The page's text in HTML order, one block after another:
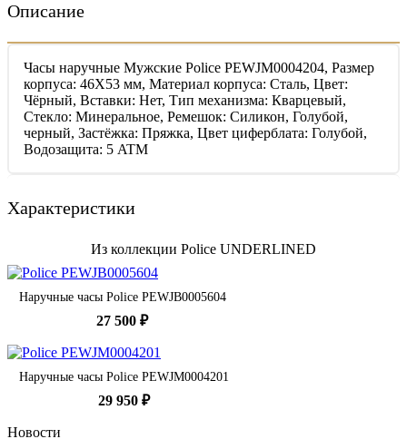
Описание
Часы наручные Мужские Police PEWJM0004204, Размер
корпуса: 46X53 мм, Материал корпуса: Сталь, Цвет:
Чёрный, Вставки: Нет, Тип механизма: Кварцевый,
Стекло: Минеральное, Ремешок: Силикон, Голубой,
черный, Застёжка: Пряжка, Цвет циферблата: Голубой,
Водозащита: 5 ATM
Характеристики
Из коллекции Police UNDERLINED
Наручные часы Police PEWJB0005604
27 500 ₽
Наручные часы Police PEWJM0004201
29 950 ₽
Новости